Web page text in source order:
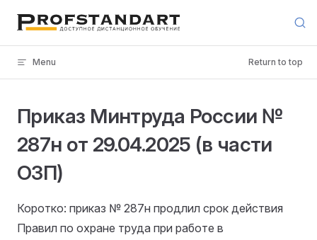
Skip to content
Menu Return to top
Приказ Минтруда России №
287н от 29.04.2025 (в части
ОЗП)
Коротко: приказ № 287н продлил срок действия
Правил по охране труда при работе в